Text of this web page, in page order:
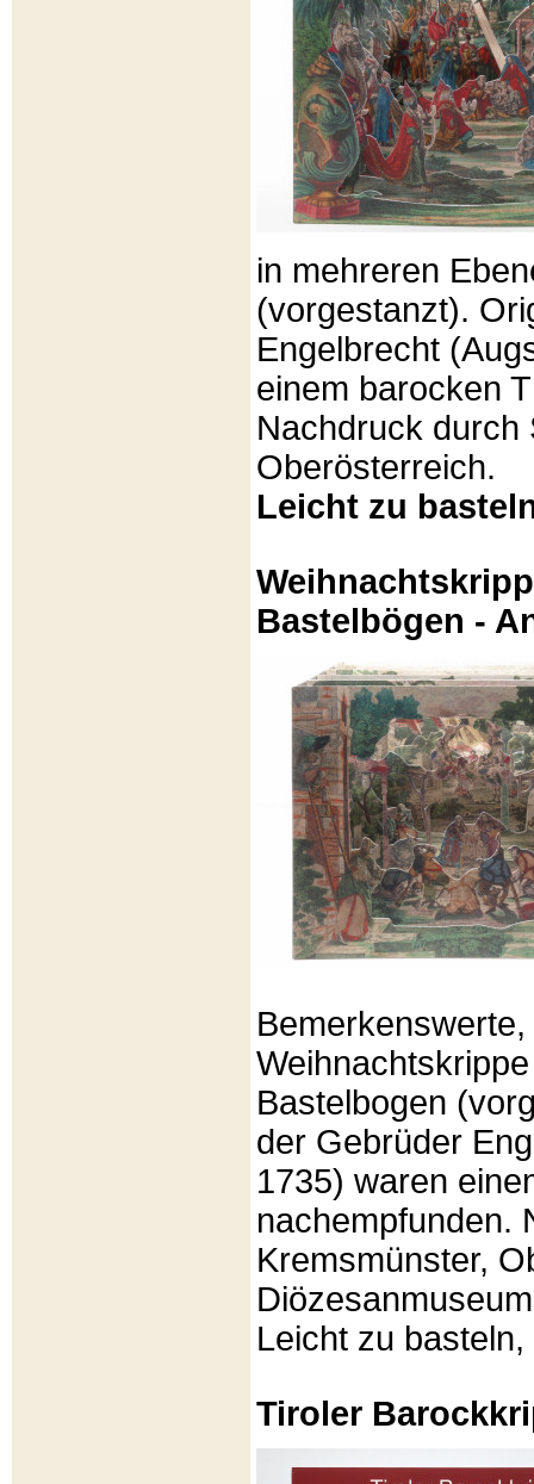
in mehreren
(vorgestanzt).
Engelbrecht
einem barocken
Nachdruck durch
Oberösterreich.
Leicht zu
Bastelbögen -
Bastelbogen
der Gebrüder
1735) waren
nachempfunden.
Kremsmünster,
Leicht zu
Tiroler